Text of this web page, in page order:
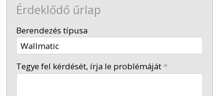
Érdeklődő űrlap
Berendezés típusa
Tegye fel kérdését, írja le problémáját *